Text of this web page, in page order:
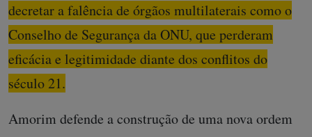
decretar a falência de órgãos multilaterais como o
Conselho de Segurança da ONU, que perderam
eficácia e legitimidade diante dos conflitos do
século 21.
Amorim defende a construção de uma nova ordem